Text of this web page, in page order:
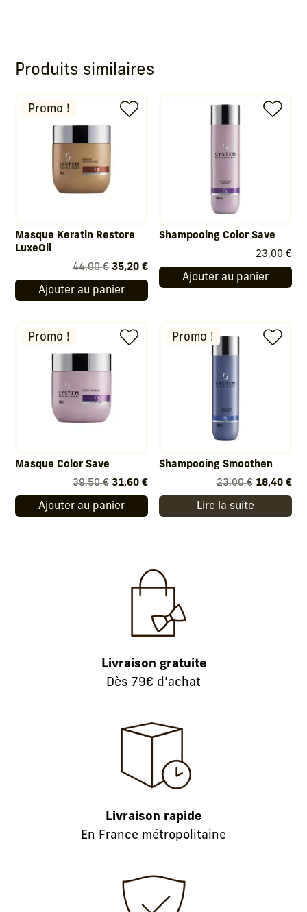
Produits similaires
Promo !
Masque Keratin Restore
LuxeOil
44,00€ Le
prix
initial
44,00 €.
35,20 €Le
prix
actuel
35,20 €.
Ajouter au panier
Shampooing Color Save
23,00 €
Ajouter au panier
Promo !
Masque Color Save
39,50€ Le
prix
initial
31,60 €Le
prix
actuel
Ajouter au panier
Promo !
Shampooing Smoothen
23,00€ Le
initial
18,40 €Le
Lire la suite
Livraison gratuite
Dès 79€ d’achat
Livraison rapide
En France métropolitaine